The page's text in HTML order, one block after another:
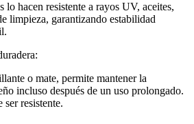
lo hacen resistente a rayos UV, aceites,
limpieza, garantizando estabilidad
o mate, permite mantener la
incluso después de un uso prolongado.
resistente.